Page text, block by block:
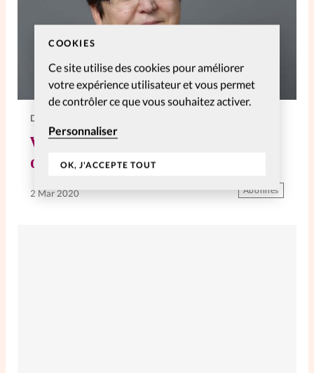
COOKIES
Ce site utilise des cookies pour améliorer
votre expérience utilisateur et vous permet
de contrôler ce que vous souhaitez activer.
Personnaliser
OK, J'ACCEPTE TOUT
DIVERS
Valérie Duval-Poujol, passionnée
de la Bible
2 Mar 2020 Abonnés